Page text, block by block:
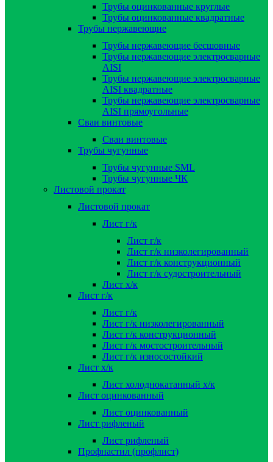
Трубы оцинкованные круглые
Трубы оцинкованные квадратные
Трубы нержавеющие
Трубы нержавеющие бесшовные
Трубы нержавеющие электросварные
AISI
Трубы нержавеющие электросварные
AISI квадратные
Трубы нержавеющие электросварные
AISI прямоугольные
Сваи винтовые
Сваи винтовые
Трубы чугунные
Трубы чугунные SML
Трубы чугунные ЧК
Листовой прокат
Листовой прокат
Лист г/к
Лист г/к
Лист г/к низколегированный
Лист г/к конструкционный
Лист г/к судостроительный
Лист х/к
Лист г/к
Лист г/к
Лист г/к низколегированный
Лист г/к конструкционный
Лист г/к мостостроительный
Лист г/к износостойкий
Лист х/к
Лист холоднокатанный х/к
Лист оцинкованный
Лист оцинкованный
Лист рифленый
Лист рифленый
Профнастил (профлист)